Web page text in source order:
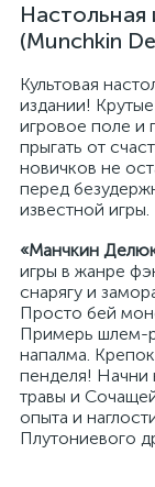
(Munchkin
Культовая
издании!
игровое поле и
прыгать от
новичков не
перед
известной игры.
«Манчкин
игры в жанре
снарягу и
Просто бей
Примерь шлем-
напалма.
пенделя! Начни
травы и
опыта и
Плутониевого